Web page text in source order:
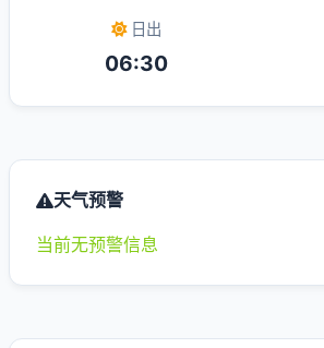
日出
06:30
天气预警
当前无预警信息